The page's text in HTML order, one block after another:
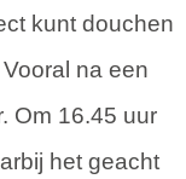
kunt douchen
na een
Om 16.45 uur
het geacht